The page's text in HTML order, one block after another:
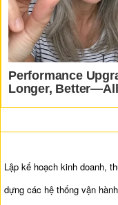
Lập kế hoạch kinh doanh,
dựng các hệ thống vận